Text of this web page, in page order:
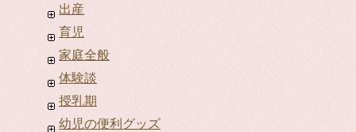
出産
育児
家庭全般
体験談
授乳期
幼児の便利グッズ